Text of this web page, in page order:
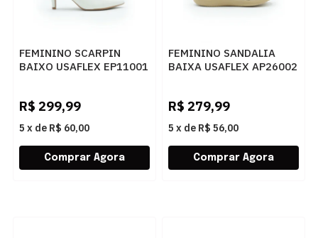
FEMININO SCARPIN
BAIXO USAFLEX EP11001
R$ 299,99
5 x de R$ 60,00
FEMININO SANDALIA
BAIXA USAFLEX AP26002
R$ 279,99
5 x de R$ 56,00